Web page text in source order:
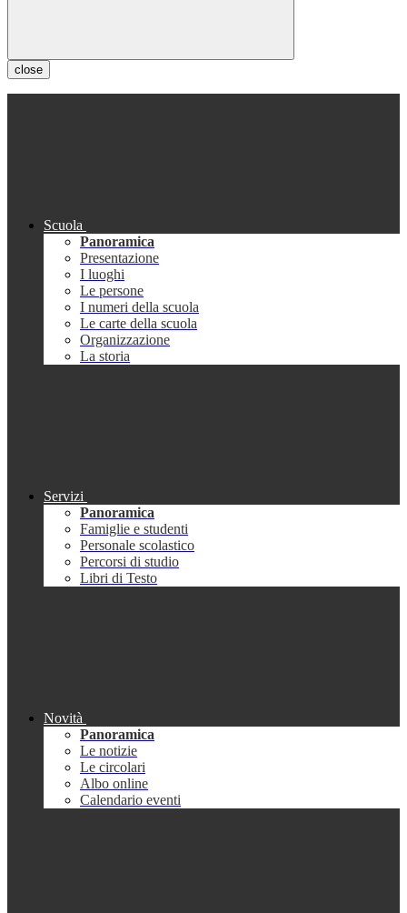
close
Scuola
Panoramica
Presentazione
I luoghi
Le persone
I numeri della scuola
Le carte della scuola
Organizzazione
La storia
Servizi
Panoramica
Famiglie e studenti
Personale scolastico
Percorsi di studio
Libri di Testo
Novità
Panoramica
Le notizie
Le circolari
Albo online
Calendario eventi